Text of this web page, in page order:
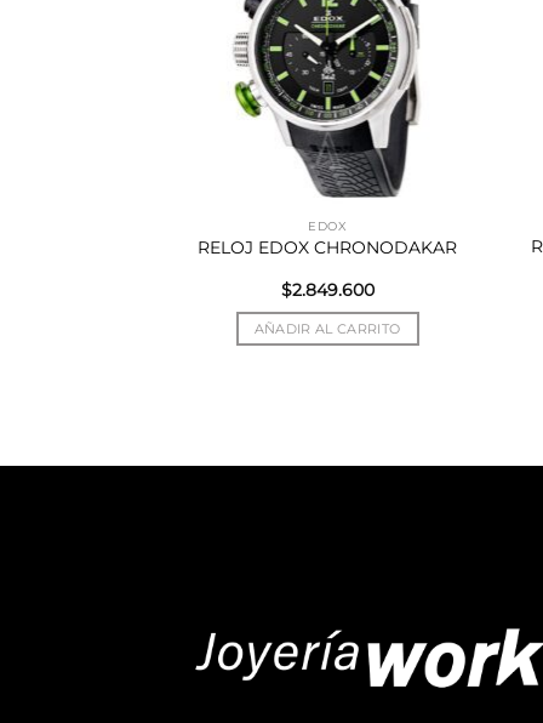
EDOX
RELOJ EDOX CHRONODAKAR
$2.849.600
AÑADIR AL CARRITO